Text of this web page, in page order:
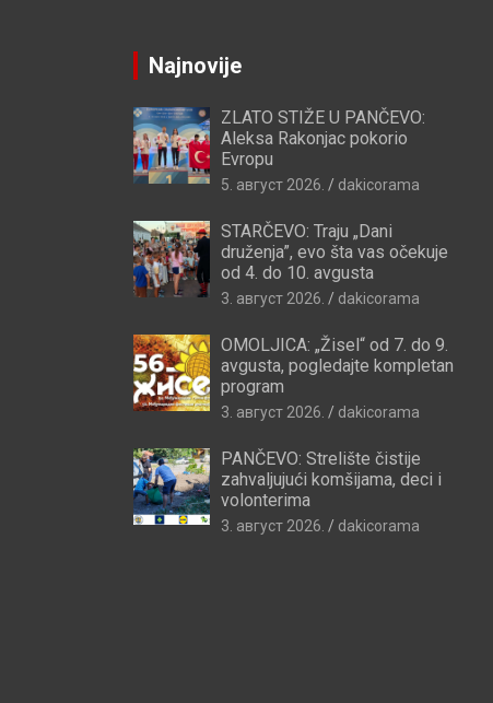
Najnovije
ZLATO STIŽE U PANČEVO:
Aleksa Rakonjac pokorio
Evropu
5. август 2026. dakicorama
STARČEVO: Traju „Dani
druženja”, evo šta vas očekuje
od 4. do 10. avgusta
3. август 2026. dakicorama
OMOLJICA: „Žisel“ od 7. do 9.
avgusta, pogledajte kompletan
program
3. август 2026. dakicorama
PANČEVO: Strelište čistije
zahvaljujući komšijama, deci i
volonterima
3. август 2026. dakicorama